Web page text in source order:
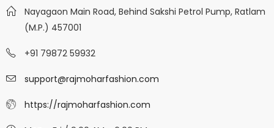
Nayagaon Main Road, Behind Sakshi Petrol Pump, Ratlam
(M.P.) 457001
+91 79872 59932
support@rajmoharfashion.com
https://rajmoharfashion.com